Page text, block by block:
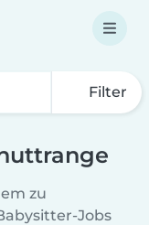
Filter
zu
Jobs